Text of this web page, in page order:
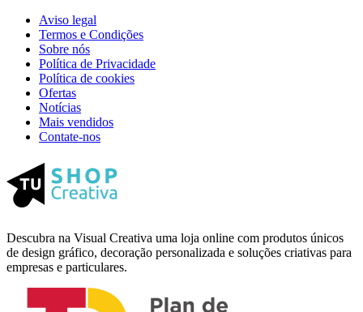
Aviso legal
Termos e Condições
Sobre nós
Política de Privacidade
Política de cookies
Ofertas
Notícias
Mais vendidos
Contate-nos
Descubra na Visual Creativa uma loja online com produtos únicos
de design gráfico, decoração personalizada e soluções criativas para
empresas e particulares.